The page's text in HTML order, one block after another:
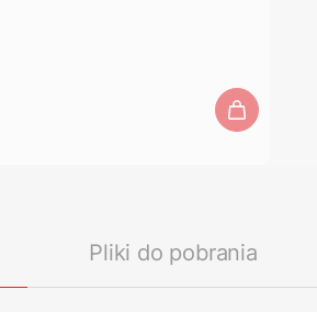
Pliki do pobrania